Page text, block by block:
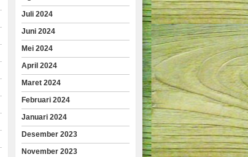
Juli 2024
Juni 2024
Mei 2024
April 2024
Maret 2024
Februari 2024
Januari 2024
Desember 2023
November 2023